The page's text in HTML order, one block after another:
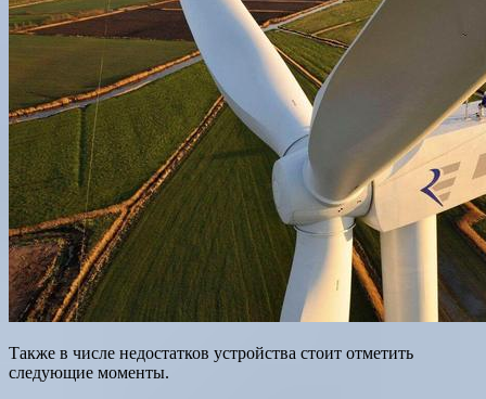
Также в числе недостатков устройства стоит отметить
следующие моменты.